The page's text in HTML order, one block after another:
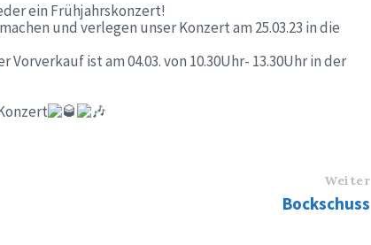
ein Frühjahrskonzert!
und verlegen unser Konzert am 25.03.23 in die
ist am 04.03. von 10.30Uhr- 13.30Uhr in der
Weiter
Bockschuss